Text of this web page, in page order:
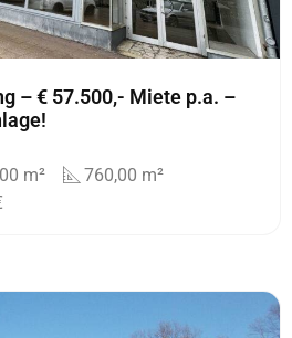
– € 57.500,- Miete p.a. –
m²
760,00 m²